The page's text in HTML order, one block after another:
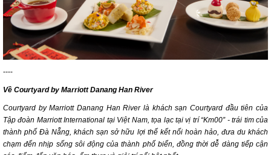
----
Về Courtyard by Marriott Danang Han River
Courtyard by Marriott Danang Han River là khách sạn Courtyard đầu tiên của
Tập đoàn Marriott International tại Việt Nam, tọa lạc tại vị trí “Km00” - trái tim của
thành phố Đà Nẵng, khách sạn sở hữu lợi thế kết nối hoàn hảo, đưa du khách
chạm đến nhịp sống sôi động của thành phố biển, đồng thời dễ dàng tiếp cận